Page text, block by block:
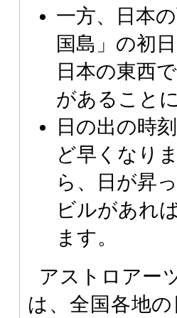
一方、日本
国島」の初
日本の東西
があること
日の出の時
ど早くなり
ら、日が昇
ビルがあれ
ます。
アストロアー
は、全国各地